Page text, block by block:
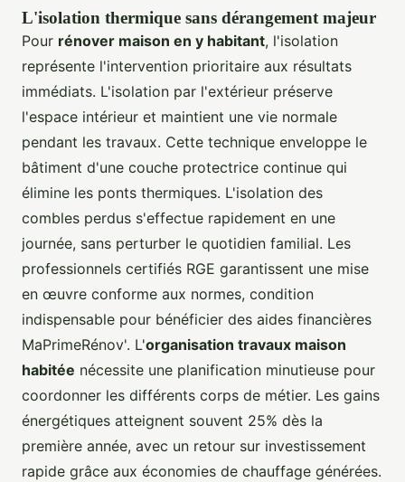
L'isolation thermique sans dérangement majeur
Pour rénover maison en y habitant, l'isolation
représente l'intervention prioritaire aux résultats
immédiats. L'isolation par l'extérieur préserve
l'espace intérieur et maintient une vie normale
pendant les travaux. Cette technique enveloppe le
bâtiment d'une couche protectrice continue qui
élimine les ponts thermiques. L'isolation des
combles perdus s'effectue rapidement en une
journée, sans perturber le quotidien familial. Les
professionnels certifiés RGE garantissent une mise
en œuvre conforme aux normes, condition
indispensable pour bénéficier des aides financières
MaPrimeRénov'. L'organisation travaux maison
habitée nécessite une planification minutieuse pour
coordonner les différents corps de métier. Les gains
énergétiques atteignent souvent 25% dès la
première année, avec un retour sur investissement
rapide grâce aux économies de chauffage générées.